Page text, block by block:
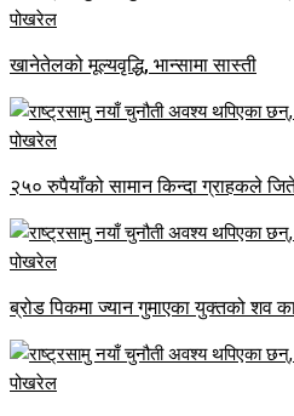
खानेतेलको मूल्यवृद्धि, भान्सामा सास्ती
२५० रुपैयाँको सामान किन्दा ग्राहकले
ब्रोड पिकमा ज्यान गुमाएका युक्तको शव